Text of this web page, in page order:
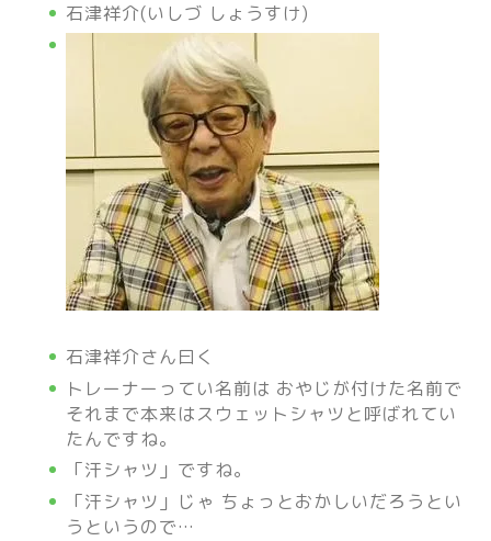
石津祥介(いしづ しょうすけ)
石津祥介さん曰く
トレーナーってい名前は おやじが付けた名前で
それまで本来はスウェットシャツと呼ばれてい
たんですね。
「汗シャツ」ですね。
「汗シャツ」じゃ ちょっとおかしいだろうとい
うというので…